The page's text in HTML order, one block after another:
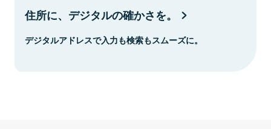
住所に、デジタルの確かさを。
デジタルアドレスで入力も検索もスムーズに。